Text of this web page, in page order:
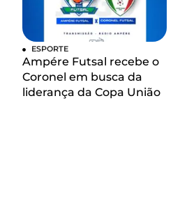
ESPORTE
Ampére Futsal recebe o
Coronel em busca da
liderança da Copa União